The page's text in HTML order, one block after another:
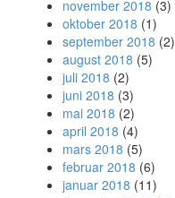
november 2018 (3)
oktober 2018 (1)
september 2018 (2)
august 2018 (5)
juli 2018 (2)
juni 2018 (3)
mai 2018 (2)
april 2018 (4)
mars 2018 (5)
februar 2018 (6)
januar 2018 (11)